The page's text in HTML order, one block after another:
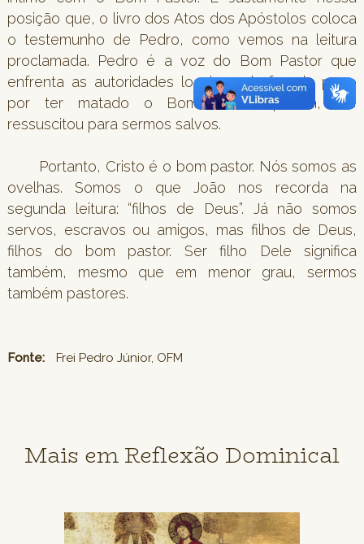
posição que, o livro dos Atos dos Apóstolos coloca
o testemunho de Pedro, como vemos na leitura
proclamada. Pedro é a voz do Bom Pastor que
enfrenta as autoridades locais e chefes do povo
por ter matado o Bom Pastor, porém, Ele
ressuscitou para sermos salvos.
Portanto, Cristo é o bom pastor. Nós somos as
ovelhas. Somos o que João nos recorda na
segunda leitura: “filhos de Deus”. Já não somos
servos, escravos ou amigos, mas filhos de Deus,
filhos do bom pastor. Ser filho Dele significa
também, mesmo que em menor grau, sermos
também pastores.
Fonte: Frei Pedro Júnior, OFM
Mais em Reflexão Dominical